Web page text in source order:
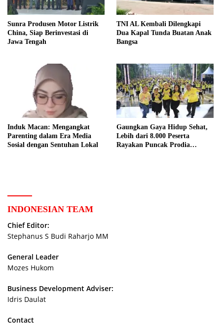
Sunra Produsen Motor Listrik
China, Siap Berinvestasi di
Jawa Tengah
TNI AL Kembali Dilengkapi
Dua Kapal Tunda Buatan Anak
Bangsa
Induk Macan: Mengangkat
Parenting dalam Era Media
Sosial dengan Sentuhan Lokal
Gaungkan Gaya Hidup Sehat,
Lebih dari 8.000 Peserta
Rayakan Puncak Prodia
INDONESIAN TEAM
Chief Editor:
Stephanus S Budi Raharjo MM
General Leader
Mozes Hukom
Business Development Adviser:
Idris Daulat
Contact